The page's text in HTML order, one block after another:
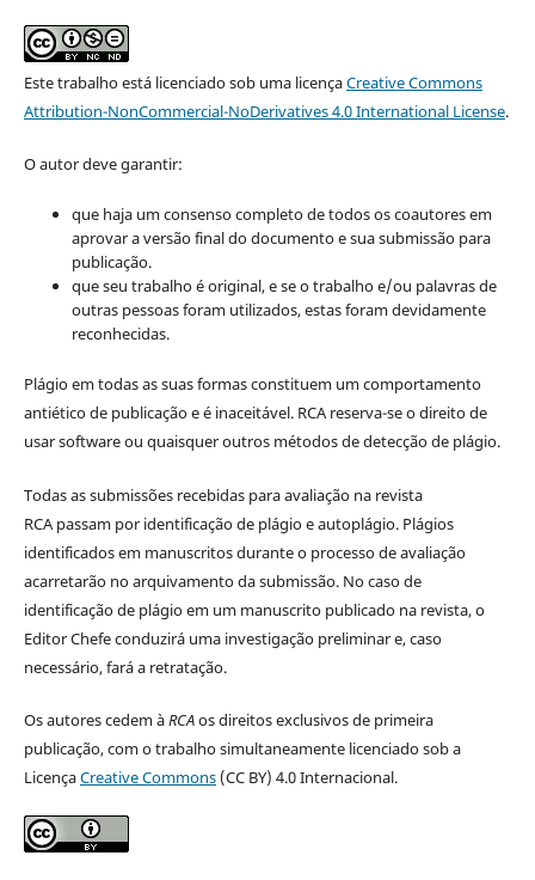
Este trabalho está licenciado sob uma licençaCreative Commons
Attribution-NonCommercial-NoDerivatives 4.0 International License.
O autor deve garantir:
que haja um consenso completo de todos os coautores em
aprovar a versão final do documento e sua submissão para
publicação.
que seu trabalho é original, e se o trabalho e/ou palavras de
outras pessoas foram utilizados, estas foram devidamente
reconhecidas.
Plágio em todas as suas formas constituem um comportamento
antiético de publicação e é inaceitável. RCA reserva-se o direito de
usar software ou quaisquer outros métodos de detecção de plágio.
Todas as submissões recebidas para avaliação na revista
RCA passam por identificação de plágio e autoplágio. Plágios
identificados em manuscritos durante o processo de avaliação
acarretarão no arquivamento da submissão. No caso de
identificação de plágio em um manuscrito publicado na revista, o
Editor Chefe conduzirá uma investigação preliminar e, caso
necessário, fará a retratação.
Os autores cedem àRCAos direitos exclusivos de primeira
publicação, com o trabalho simultaneamente licenciado sob a
LicençaCreative Commons(CC BY) 4.0 Internacional.